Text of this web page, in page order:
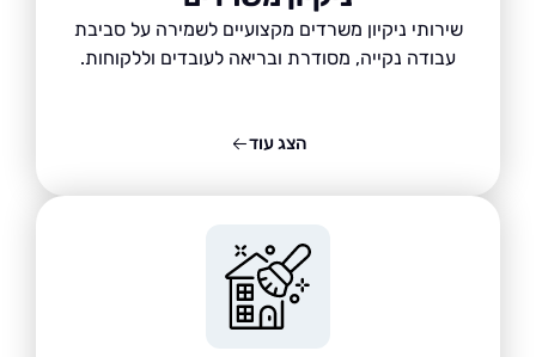
שירותי ניקיון משרדים מקצועיים לשמירה על סביבת
עבודה נקייה, מסודרת ובריאה לעובדים וללקוחות.